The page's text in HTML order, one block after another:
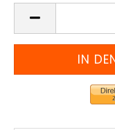
Meter
(Preis
pro